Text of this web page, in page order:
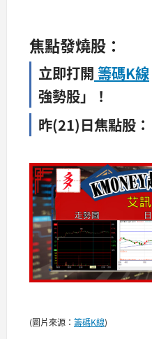
焦點發燒股：
立即打開 籌碼K線
強勢股」！
昨(21)日焦點股：
(圖片來源： 籌碼K線)